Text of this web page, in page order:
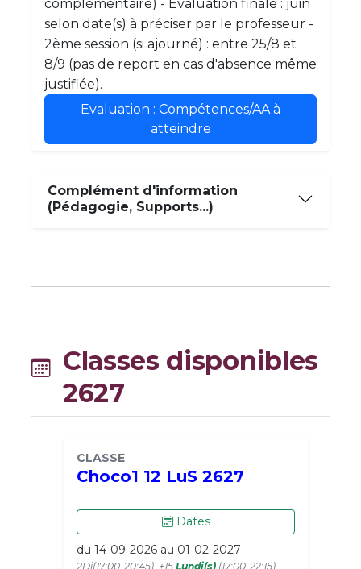
complémentaire) - Evaluation finale : juin
selon date(s) à préciser par le professeur -
2ème session (si ajourné) : entre 25/8 et
8/9 (pas de report en cas d'absence même
justifiée).
Evaluation : Compétences/AA à
atteindre
Complément d'information
(Pédagogie, Supports...)
Classes disponibles
2627
CLASSE
Choco1 12 LuS 2627
Dates
du 14-09-2026 au 01-02-2027
2Di(17:00-20:45)_+15 Lundi(s) (17:00-22:15)_